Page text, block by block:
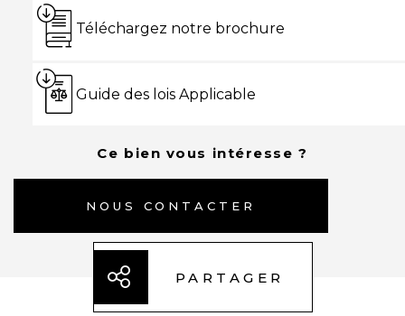
Téléchargez notre brochure
Guide des lois Applicable
Ce bien vous intéresse ?
NOUS CONTACTER
PARTAGER